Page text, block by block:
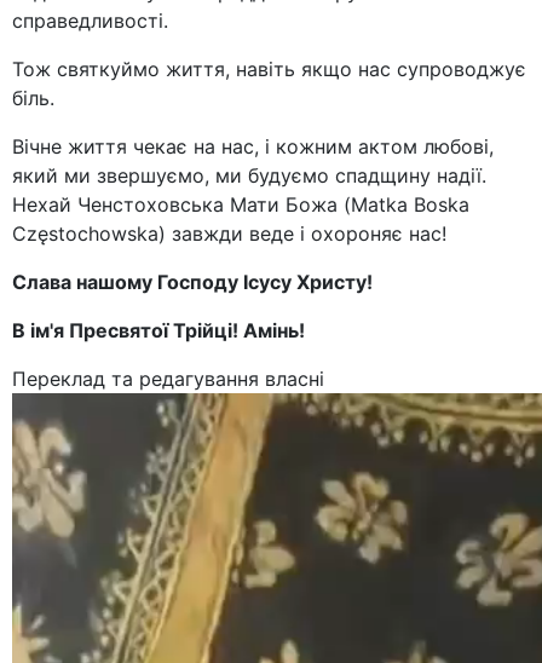
справедливості.
Тож святкуймо життя, навіть якщо нас супроводжує
біль.
Вічне життя чекає на нас, і кожним актом любові,
який ми звершуємо, ми будуємо спадщину надії.
Нехай Ченстоховська Мати Божа (Matka Boska
Częstochowska) завжди веде і охороняє нас!
Слава нашому Господу Ісусу Христу!
В ім'я Пресвятої Трійці! Амінь!
Переклад та редагування власні